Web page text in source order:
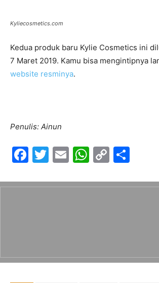
Kyliecosmetics.com
Kedua produk baru Kylie Cosmetics ini
7 Maret 2019. Kamu bisa mengintipnya
website resminya.
Penulis: Ainun
F
c
o
k
T
itt
E
ai
W
at
p
C
p
k
ar